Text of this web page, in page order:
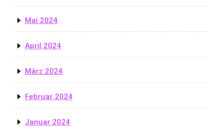
Mai 2024
April 2024
März 2024
Februar 2024
Januar 2024